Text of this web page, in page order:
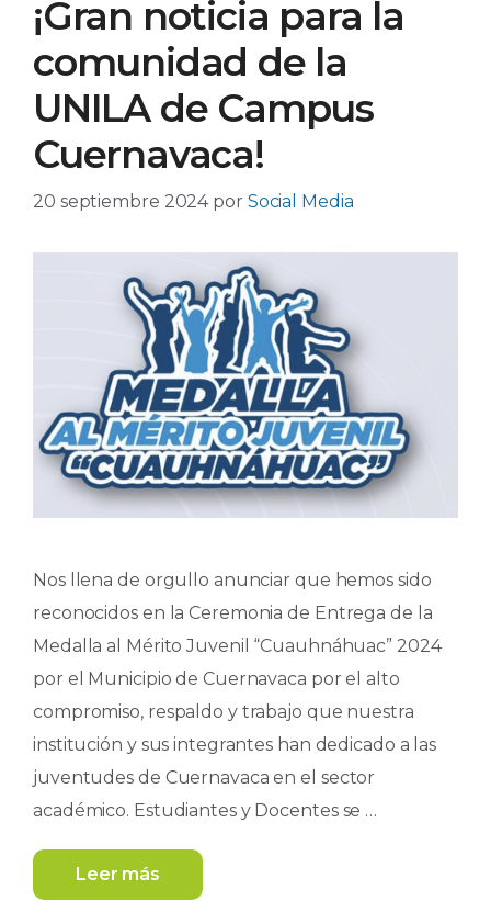
¡Gran noticia para la
comunidad de la
UNILA de Campus
Cuernavaca!
20 septiembre 2024 por Social Media
Nos llena de orgullo anunciar que hemos sido
reconocidos en la Ceremonia de Entrega de la
Medalla al Mérito Juvenil “Cuauhnáhuac” 2024
por el Municipio de Cuernavaca por el alto
compromiso, respaldo y trabajo que nuestra
institución y sus integrantes han dedicado a las
juventudes de Cuernavaca en el sector
académico. Estudiantes y Docentes se …
Leer más